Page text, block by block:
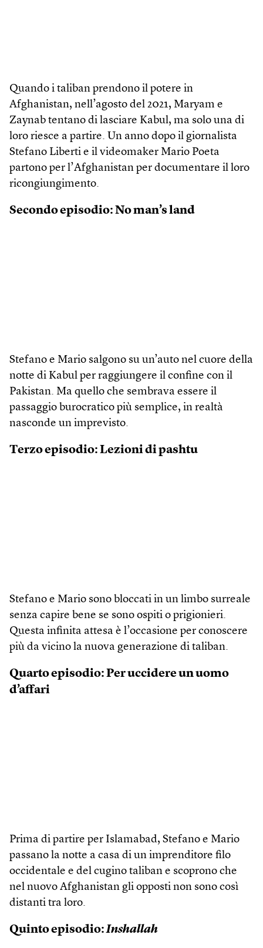
Quando i taliban prendono il potere in
Afghanistan, nell’agosto del 2021, Maryam e
Zaynab tentano di lasciare Kabul, ma solo una di
loro riesce a partire. Un anno dopo il giornalista
Stefano Liberti e il videomaker Mario Poeta
partono per l’Afghanistan per documentare il loro
ricongiungimento.
Secondo episodio: No man’s land
Stefano e Mario salgono su un’auto nel cuore della
notte di Kabul per raggiungere il confine con il
Pakistan. Ma quello che sembrava essere il
passaggio burocratico più semplice, in realtà
nasconde un imprevisto.
Terzo episodio: Lezioni di pashtu
Stefano e Mario sono bloccati in un limbo surreale
senza capire bene se sono ospiti o prigionieri.
Questa infinita attesa è l’occasione per conoscere
più da vicino la nuova generazione di taliban.
Quarto episodio: Per uccidere un uomo
d’affari
Prima di partire per Islamabad, Stefano e Mario
passano la notte a casa di un imprenditore filo
occidentale e del cugino taliban e scoprono che
nel nuovo Afghanistan gli opposti non sono così
distanti tra loro.
Quinto episodio:Inshallah